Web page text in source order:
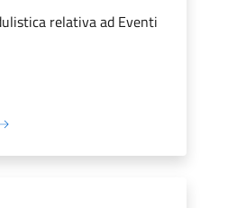
relativa ad Eventi